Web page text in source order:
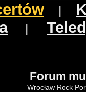
|
Forum
Wrocław Rock